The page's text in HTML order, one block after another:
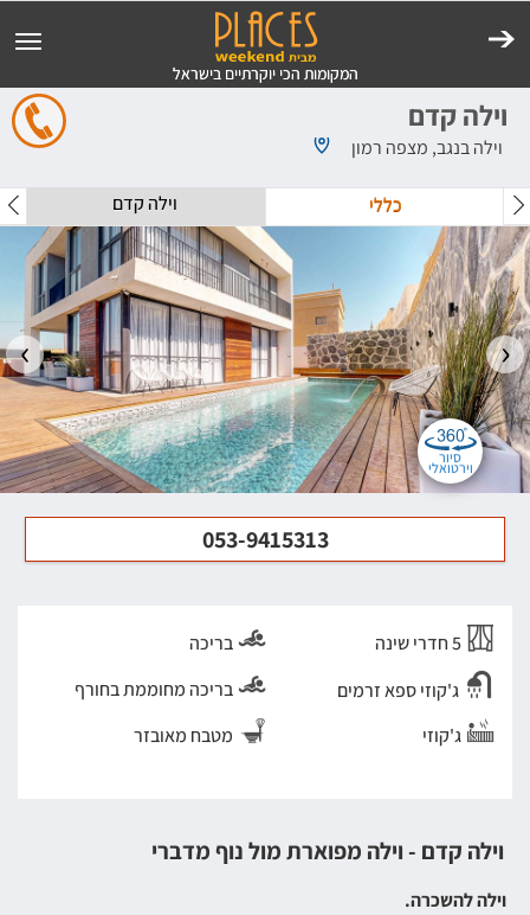
וילה קדם
וילה בנגב, מצפה רמון
וילה קדם כללי
סיור
וירטואלי
053-9415313
5 חדרי שינה
בריכה
ג'קוזי ספא זרמים
בריכה מחוממת בחורף
ג'קוזי
מטבח מאובזר
וילה קדם - וילה מפוארת מול נוף מדברי
וילה להשכרה.